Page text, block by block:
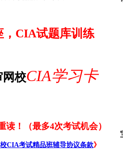
CIA试题库训练
网校CIA学习卡
读！ （最多4次考试机会）
CIA考试精品班辅导协议条款》